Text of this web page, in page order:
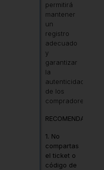
permitirá
mantener
un
registro
adecuado
y
garantizar
la
autenticidad
de los
compradores.
1. No
compartas
el ticket o
código de